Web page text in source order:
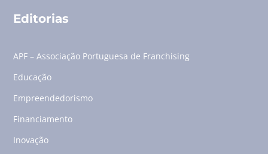
Editorias
APF – Associação Portuguesa de Franchising
Educação
Empreendedorismo
Financiamento
Inovação